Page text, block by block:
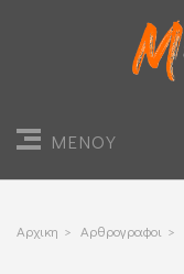
ΜΕΝΟΥ
Αρχικη > Αρθρογραφοι >